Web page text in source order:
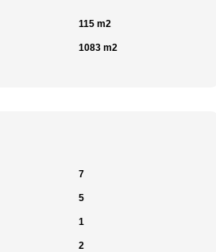
115 m2
1083 m2
7
5
1
2